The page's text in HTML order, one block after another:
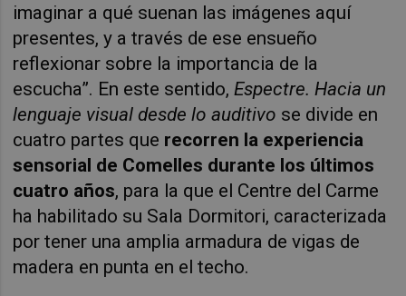
imaginar a qué suenan las imágenes aquí
presentes, y a través de ese ensueño
reflexionar sobre la importancia de la
escucha”. En este sentido,Espectre. Hacia un
lenguaje visual desde lo auditivo se divide en
cuatro partes que recorren la experiencia
sensorial de Comelles durante los últimos
cuatro años, para la que el Centre del Carme
ha habilitado su Sala Dormitori, caracterizada
por tener una amplia armadura de vigas de
madera en punta en el techo.